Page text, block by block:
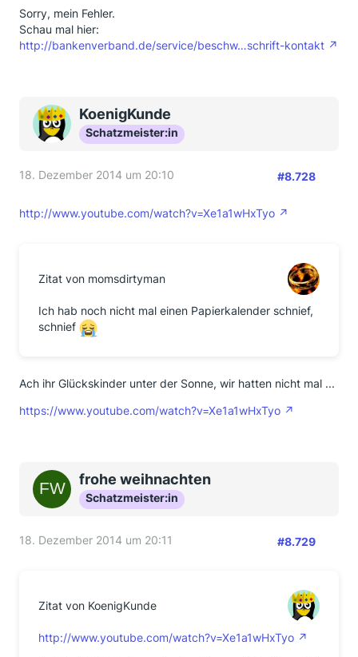
Sorry, mein Fehler.
Schau mal hier:
http://bankenverband.de/service/beschw…schrift-kontakt
KoenigKunde
Schatzmeister:in
18. Dezember 2014 um 20:10 #8.728
http://www.youtube.com/watch?v=Xe1a1wHxTyo
Zitat von momsdirtyman
Ich hab noch nicht mal einen Papierkalender schnief,
schnief
Ach ihr Glückskinder unter der Sonne, wir hatten nicht mal ...
https://www.youtube.com/watch?v=Xe1a1wHxTyo
frohe weihnachten
Schatzmeister:in
18. Dezember 2014 um 20:11 #8.729
Zitat von KoenigKunde
http://www.youtube.com/watch?v=Xe1a1wHxTyo